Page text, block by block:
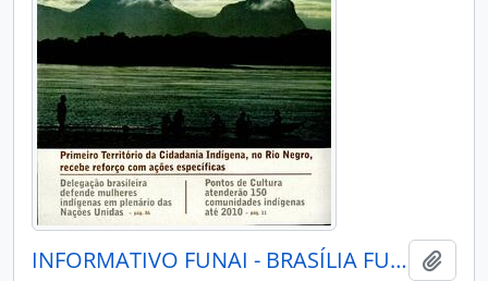
INFORMATIVO FUNAI - BRASÍLIA FUNAI - 2009 - Nº05